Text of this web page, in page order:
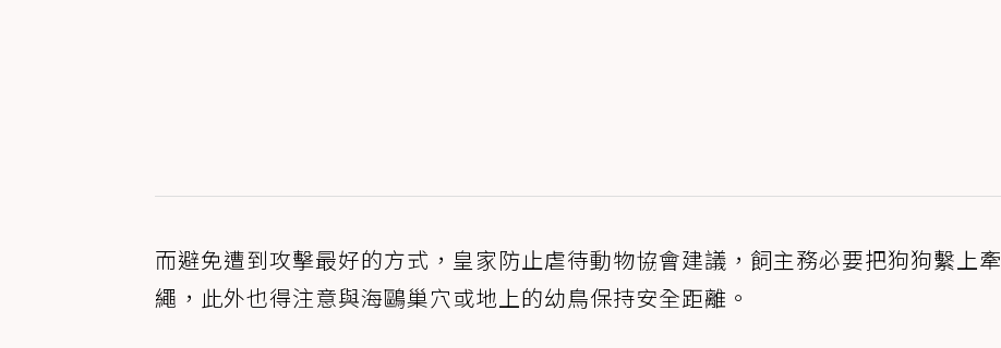
而避免遭到攻擊最好的方式，皇家防止虐待動物協會建議，飼主務必要把狗狗繫上牽
繩，此外也得注意與海鷗巢穴或地上的幼鳥保持安全距離。